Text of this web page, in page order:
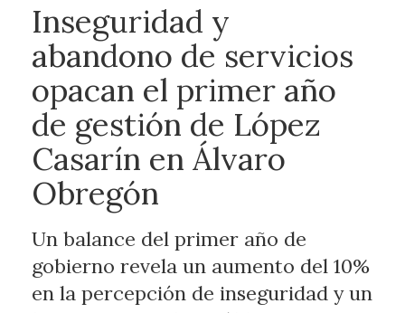
Inseguridad y
abandono de servicios
opacan el primer año
de gestión de López
Casarín en Álvaro
Obregón
Un balance del primer año de
gobierno revela un aumento del 10%
en la percepción de inseguridad y un